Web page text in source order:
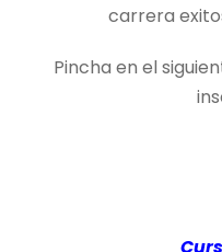
carrera
Pincha en el